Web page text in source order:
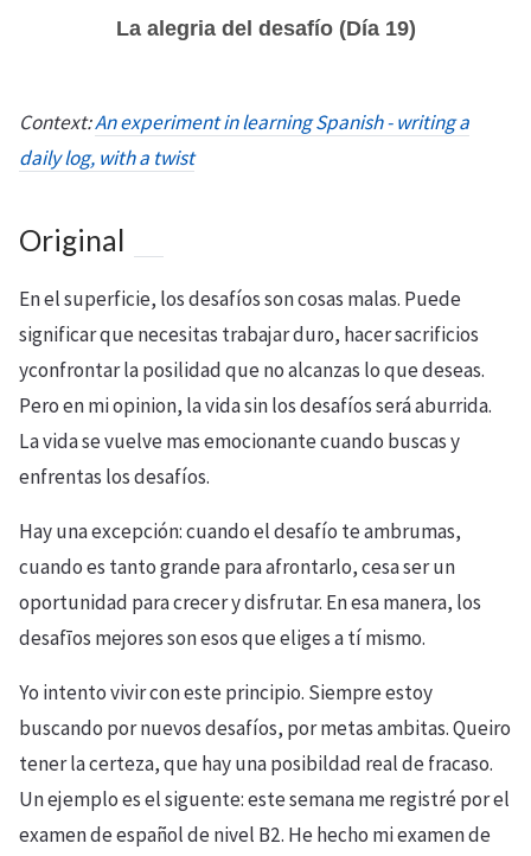
La alegria del desafío (Día 19)
Context:An experiment in learning Spanish - writing a
daily log, with a twist
Original
En el superficie, los desafíos son cosas malas. Puede
significar que necesitas trabajar duro, hacer sacrificios
yconfrontar la posilidad que no alcanzas lo que deseas.
Pero en mi opinion, la vida sin los desafíos será aburrida.
La vida se vuelve mas emocionante cuando buscas y
enfrentas los desafíos.
Hay una excepción: cuando el desafío te ambrumas,
cuando es tanto grande para afrontarlo, cesa ser un
oportunidad para crecer y disfrutar. En esa manera, los
desafīos mejores son esos que eliges a tí mismo.
Yo intento vivir con este principio. Siempre estoy
buscando por nuevos desafíos, por metas ambitas. Queiro
tener la certeza, que hay una posibildad real de fracaso.
Un ejemplo es el siguente: este semana me registré por el
examen de español de nivel B2. He hecho mi examen de